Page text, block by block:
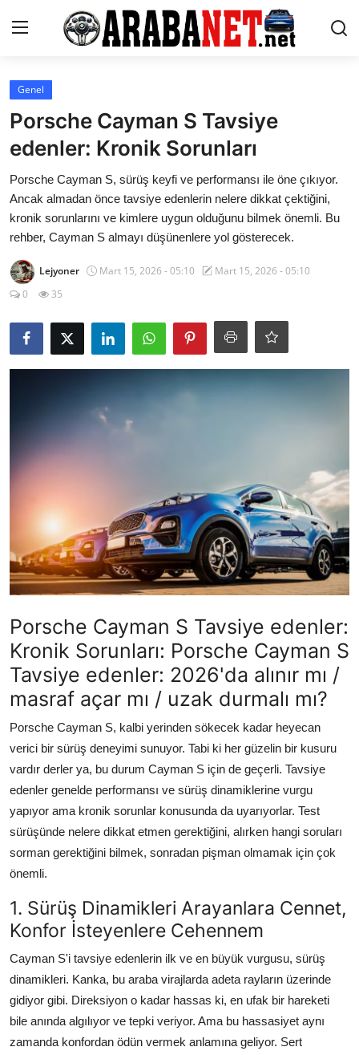
Giriş yapmak
Anasayfa
Araba Markaları
Paketler
Karşılaştırmalar
Bakım & Arıza Çözümleri
Muayene & Emisyon
Trafik Cezaları & Mevzuat
Ehliyet & Ruhsat İşlemleri
Sigorta & Kasko
Yakıt, LPG & Elektrikli
Genel
Porsche Cayman S Tavsiye
edenler: Kronik Sorunları
Porsche Cayman S, sürüş keyfi ve performansı ile öne çıkıyor.
Ancak almadan önce tavsiye edenlerin nelere dikkat çektiğini,
kronik sorunlarını ve kimlere uygun olduğunu bilmek önemli. Bu
rehber, Cayman S almayı düşünenlere yol gösterecek.
Lejyoner Mart 15, 2026 - 05:10
Mart 15, 2026 - 05:10
0
35
Porsche Cayman S Tavsiye edenler:
Kronik Sorunları: Porsche Cayman S
Tavsiye edenler: 2026'da alınır mı /
masraf açar mı / uzak durmalı mı?
Porsche Cayman S, kalbi yerinden sökecek kadar heyecan
verici bir sürüş deneyimi sunuyor. Tabi ki her güzelin bir kusuru
vardır derler ya, bu durum Cayman S için de geçerli. Tavsiye
edenler genelde performansı ve sürüş dinamiklerine vurgu
yapıyor ama kronik sorunlar konusunda da uyarıyorlar. Test
sürüşünde nelere dikkat etmen gerektiğini, alırken hangi soruları
sorman gerektiğini bilmek, sonradan pişman olmamak için çok
önemli.
1. Sürüş Dinamikleri Arayanlara Cennet,
Konfor İsteyenlere Cehennem
Cayman S'i tavsiye edenlerin ilk ve en büyük vurgusu, sürüş
dinamikleri. Kanka, bu araba virajlarda adeta rayların üzerinde
gidiyor gibi. Direksiyon o kadar hassas ki, en ufak bir hareketi
bile anında algılıyor ve tepki veriyor. Ama bu hassasiyet aynı
zamanda konfordan ödün vermek anlamına geliyor. Sert